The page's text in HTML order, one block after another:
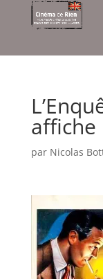
affiche
par Nicolas